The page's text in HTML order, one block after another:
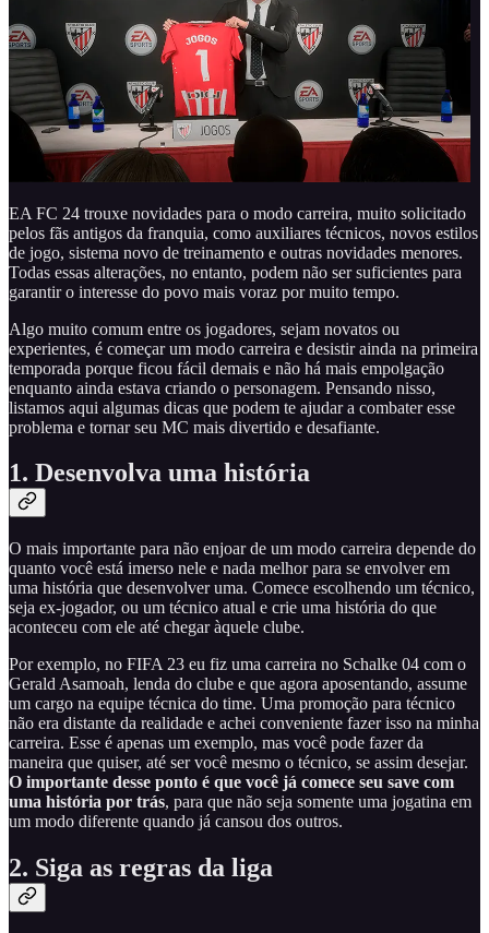
EA FC 24 trouxe novidades para o modo carreira, muito solicitado
pelos fãs antigos da franquia, como auxiliares técnicos, novos estilos
de jogo, sistema novo de treinamento e outras novidades menores.
Todas essas alterações, no entanto, podem não ser suficientes para
garantir o interesse do povo mais voraz por muito tempo.
Algo muito comum entre os jogadores, sejam novatos ou
experientes, é começar um modo carreira e desistir ainda na primeira
temporada porque ficou fácil demais e não há mais empolgação
enquanto ainda estava criando o personagem. Pensando nisso,
listamos aqui algumas dicas que podem te ajudar a combater esse
problema e tornar seu MC mais divertido e desafiante.
1. Desenvolva uma história
O mais importante para não enjoar de um modo carreira depende do
quanto você está imerso nele e nada melhor para se envolver em
uma história que desenvolver uma. Comece escolhendo um técnico,
seja ex-jogador, ou um técnico atual e crie uma história do que
aconteceu com ele até chegar àquele clube.
Por exemplo, no FIFA 23 eu fiz uma carreira no Schalke 04 com o
Gerald Asamoah, lenda do clube e que agora aposentando, assume
um cargo na equipe técnica do time. Uma promoção para técnico
não era distante da realidade e achei conveniente fazer isso na minha
carreira. Esse é apenas um exemplo, mas você pode fazer da
maneira que quiser, até ser você mesmo o técnico, se assim desejar.
O importante desse ponto é que você já comece seu save com
uma história por trás, para que não seja somente uma jogatina em
um modo diferente quando já cansou dos outros.
2. Siga as regras da liga